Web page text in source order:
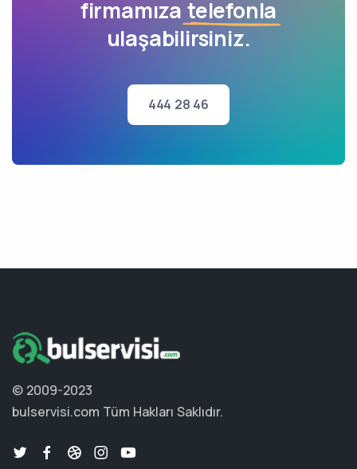
firmamıza telefonla
ulaşabilirsiniz.
444 28 46
© 2009-2023
bulservisi.com Tüm Hakları Saklıdır.